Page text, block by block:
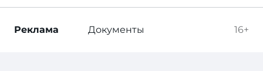
16+
Реклама Документы